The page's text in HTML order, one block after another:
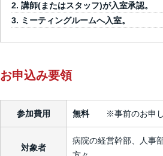
講師(またはスタッフ)が入室承認。
ミーティングルームへ入室。
お申込み要領
参加費用 無料※事前のお申し
対象者
病院の経営幹部、人事